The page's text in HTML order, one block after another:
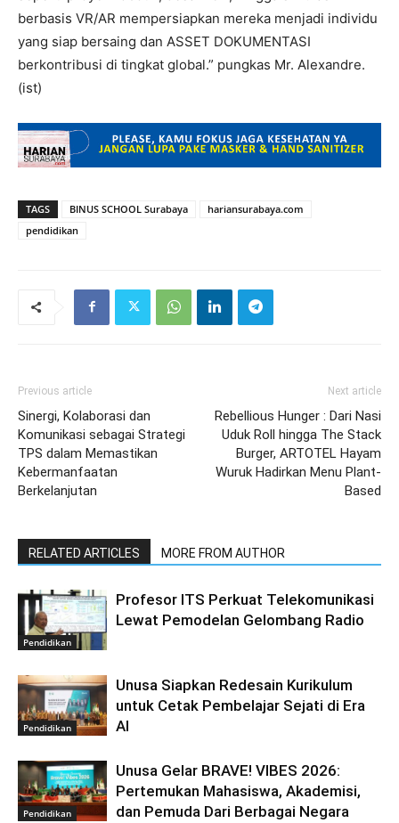
berbasis VR/AR mempersiapkan mereka menjadi individu
yang siap bersaing dan ASSET DOKUMENTASI
berkontribusi di tingkat global.” pungkas Mr. Alexandre.
(ist)
TAGS BINUS SCHOOL Surabaya
hariansurabaya.com
pendidikan
Previous article
Sinergi, Kolaborasi dan
Komunikasi sebagai Strategi
TPS dalam Memastikan
Kebermanfaatan
Berkelanjutan
Next article
Rebellious Hunger : Dari Nasi
Uduk Roll hingga The Stack
Burger, ARTOTEL Hayam
Wuruk Hadirkan Menu Plant-
Based
RELATED ARTICLES MORE FROM AUTHOR
Pendidikan
Profesor ITS Perkuat Telekomunikasi
Lewat Pemodelan Gelombang Radio
Pendidikan
Unusa Siapkan Redesain Kurikulum
untuk Cetak Pembelajar Sejati di Era
AI
Pendidikan
Unusa Gelar BRAVE! VIBES 2026:
Pertemukan Mahasiswa, Akademisi,
dan Pemuda Dari Berbagai Negara